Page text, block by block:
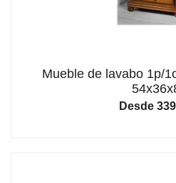
Mueble de lavabo 1p/
Desde